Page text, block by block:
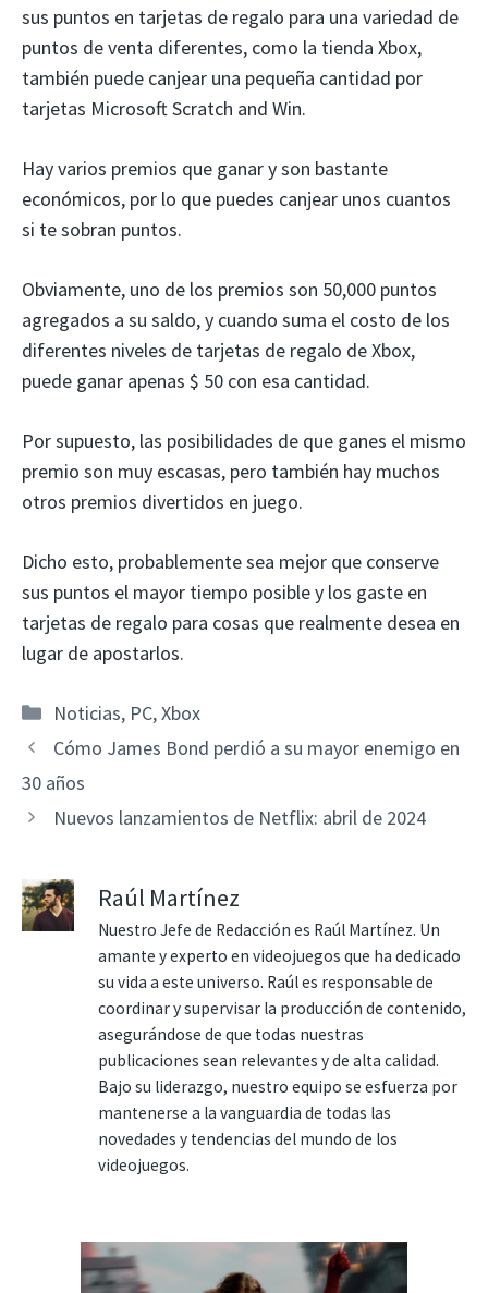
sus puntos en tarjetas de regalo para una variedad de
puntos de venta diferentes, como la tienda Xbox,
también puede canjear una pequeña cantidad por
tarjetas Microsoft Scratch and Win.
Hay varios premios que ganar y son bastante
económicos, por lo que puedes canjear unos cuantos
si te sobran puntos.
Obviamente, uno de los premios son 50,000 puntos
agregados a su saldo, y cuando suma el costo de los
diferentes niveles de tarjetas de regalo de Xbox,
puede ganar apenas $ 50 con esa cantidad.
Por supuesto, las posibilidades de que ganes el mismo
premio son muy escasas, pero también hay muchos
otros premios divertidos en juego.
Dicho esto, probablemente sea mejor que conserve
sus puntos el mayor tiempo posible y los gaste en
tarjetas de regalo para cosas que realmente desea en
lugar de apostarlos.
Categorías
Noticias, PC,Xbox
Cómo James Bond perdió a su mayor enemigo en
30 años
Nuevos lanzamientos de Netflix: abril de 2024
Raúl Martínez
Nuestro Jefe de Redacción es Raúl Martínez. Un
amante y experto en videojuegos que ha dedicado
su vida a este universo. Raúl es responsable de
coordinar y supervisar la producción de contenido,
asegurándose de que todas nuestras
publicaciones sean relevantes y de alta calidad.
Bajo su liderazgo, nuestro equipo se esfuerza por
mantenerse a la vanguardia de todas las
novedades y tendencias del mundo de los
videojuegos.